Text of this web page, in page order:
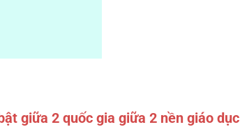
giữa 2 quốc gia giữa 2 nền giáo